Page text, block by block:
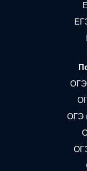
ОГЭ
ОГЭ